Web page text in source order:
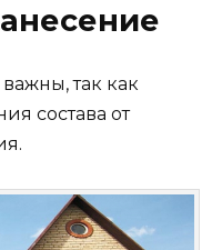
так как
состава от